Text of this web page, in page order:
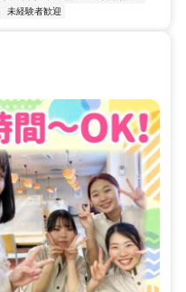
未経験者歓迎